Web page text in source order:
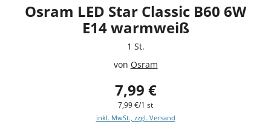
Osram LED Star Classic B60 6W
E14 warmweiß
1 St.
von Osram
7,99 €
7,99 €/1 st
inkl. MwSt., zzgl. Versand